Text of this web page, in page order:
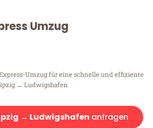
Umzug
Umzug für eine schnelle und effiziente
→ Ludwigshafen.
→ Ludwigshafen anfragen